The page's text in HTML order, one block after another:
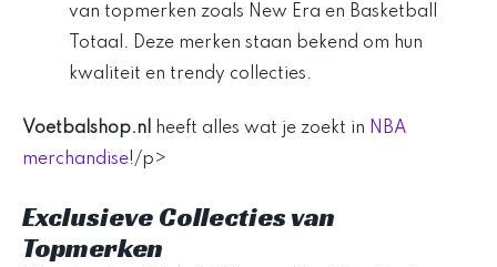
van topmerken zoals New Era en Basketball
Totaal. Deze merken staan bekend om hun
kwaliteit en trendy collecties.
Voetbalshop.nl heeft alles wat je zoekt in NBA
merchandise!/p>
Exclusieve Collecties van
Topmerken